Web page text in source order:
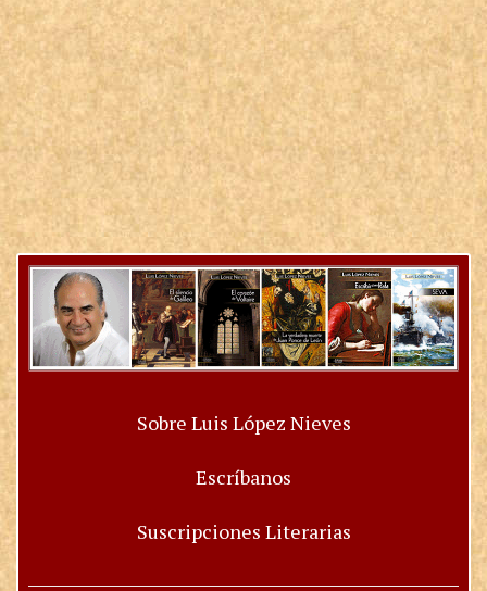
Sobre Luis López Nieves
Escríbanos
Suscripciones Literarias